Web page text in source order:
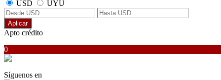
USD
UYU
Aplicar
Apto crédito
0
Síguenos en